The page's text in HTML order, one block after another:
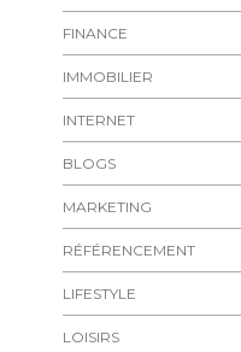
FINANCE
IMMOBILIER
INTERNET
BLOGS
MARKETING
RÉFÉRENCEMENT
LIFESTYLE
LOISIRS